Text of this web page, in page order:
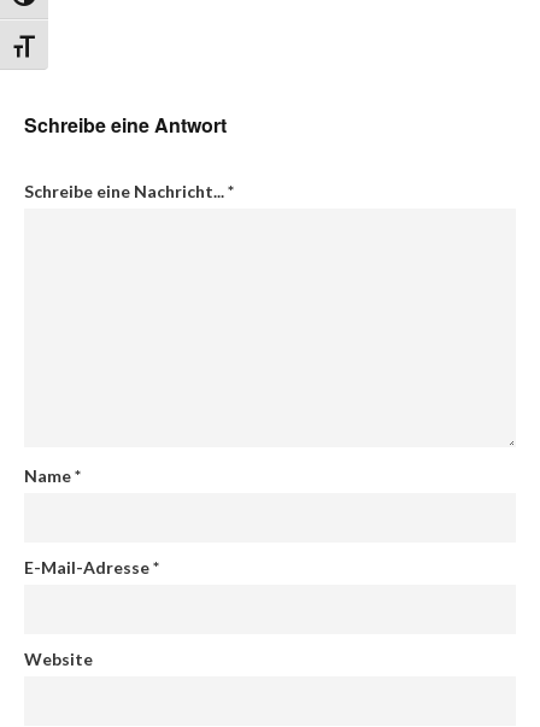
Schrift vergrößern
Schreibe eine Antwort
Schreibe eine Nachricht...*
Name*
E-Mail-Adresse*
Website